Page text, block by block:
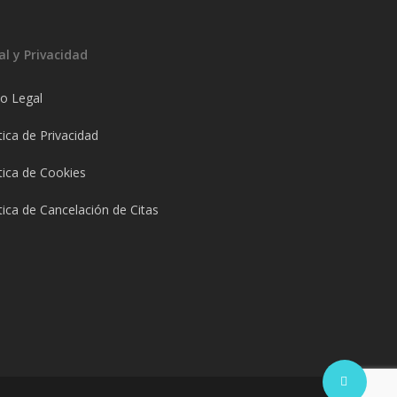
y Privacidad
Legal
de Privacidad
de Cookies
de Cancelación de Citas